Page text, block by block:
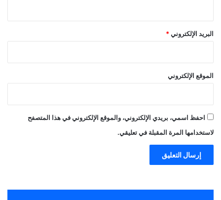
البريد الإلكتروني *
الموقع الإلكتروني
احفظ اسمي، بريدي الإلكتروني، والموقع الإلكتروني في هذا المتصفح
لاستخدامها المرة المقبلة في تعليقي.